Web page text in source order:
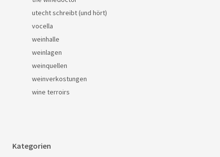
utecht schreibt (und hört)
vocella
weinhalle
weinlagen
weinquellen
weinverkostungen
wine terroirs
Kategorien